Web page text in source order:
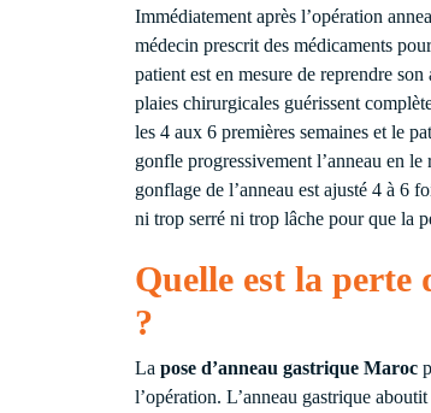
Immédiatement après l’opération
médecin prescrit des médicaments
patient est en mesure de reprendre
plaies chirurgicales guérissent
les 4 aux 6 premières semaines et le
gonfle progressivement l’anneau en
gonflage de l’anneau est ajusté 4 à 6
ni trop serré ni trop lâche pour que la
Quelle est la perte
?
La pose d’anneau gastrique Maroc
l’opération. L’anneau gastrique